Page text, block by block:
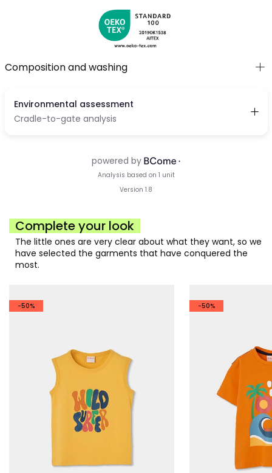
Composition and washing
Complete your look
The little ones are very clear about what they want, so we
have selected the garments that have conquered the
most.
-50% -50%